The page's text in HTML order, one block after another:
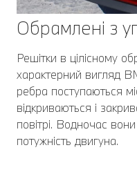
Обрамлені з
Решітки в цілісному
характерний вигляд
ребра поступаються
відкриваються і
повітрі. Водночас
потужність двигуна.